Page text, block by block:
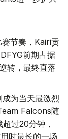
节奏，Kairi贡
前期占据
转，最终直落
为当天最激烈
Falcons随
过20分钟，
时最长的一场